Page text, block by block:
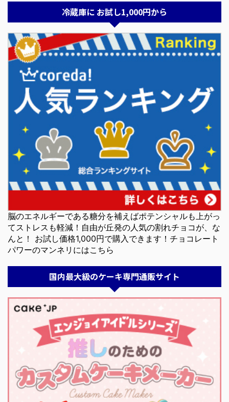
冷蔵庫に お試し1,000円から
脳のエネルギーである糖分を補えばポテンシャルも上がっ
てストレスも軽減！自由が丘発の人気の割れチョコが、な
んと！ お試し価格1,000円で購入できます！チョコレート
パワーのマンネリにはこちら
国内最大級のケーキ専門通販サイト